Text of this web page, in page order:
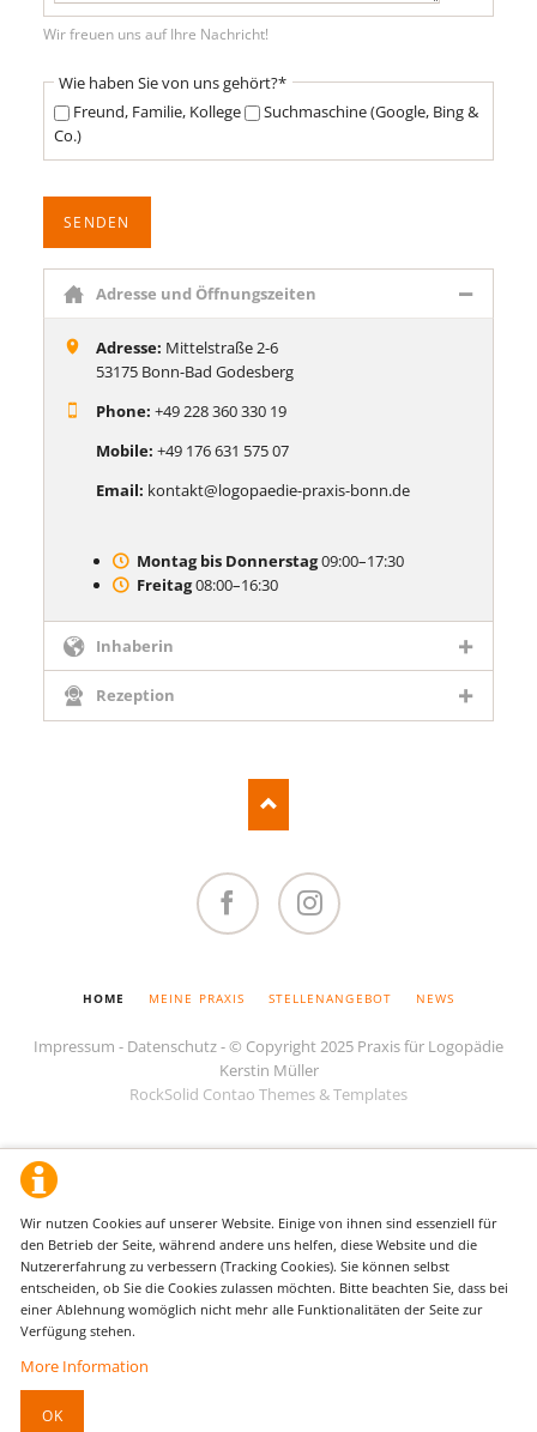
Wir freuen uns auf Ihre Nachricht!
Pflichtfeld
Wie haben Sie von uns gehört?*
Freund, Familie, Kollege
Suchmaschine (Google, Bing &
Co.)
SENDEN
Adresse und Öffnungszeiten
Adresse: Mittelstraße 2-6
53175 Bonn-Bad Godesberg
Phone: +49 228 360 330 19
Mobile:+49 176 631 575 07
Email: kontakt@logopaedie-praxis-bonn.de
Montag bis Donnerstag09:00–17:30
Freitag08:00–16:30
Inhaberin
Rezeption
HOME MEINE PRAXIS STELLENANGEBOT NEWS
Impressum - Datenschutz- © Copyright 2025 Praxis für Logopädie
Kerstin Müller
RockSolid Contao Themes & Templates
Wir nutzen Cookies auf unserer Website. Einige von ihnen sind essenziell für
den Betrieb der Seite, während andere uns helfen, diese Website und die
Nutzererfahrung zu verbessern (Tracking Cookies). Sie können selbst
entscheiden, ob Sie die Cookies zulassen möchten. Bitte beachten Sie, dass bei
einer Ablehnung womöglich nicht mehr alle Funktionalitäten der Seite zur
Verfügung stehen.
More Information
OK